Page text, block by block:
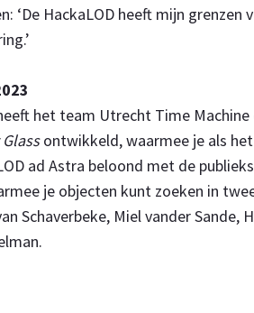
‘De HackaLOD heeft mijn grenzen
het team Utrecht Time Machine
ontwikkeld, waarmee je als
ad Astra beloond met de
je objecten kunt zoeken in
Schaverbeke, Miel vander Sande,